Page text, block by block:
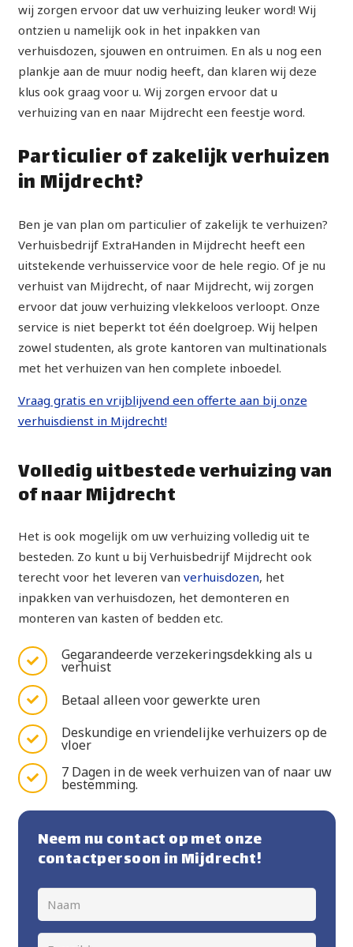
wij zorgen ervoor dat uw verhuizing leuker word! Wij
ontzien u namelijk ook in het inpakken van
verhuisdozen, sjouwen en ontruimen. En als u nog een
plankje aan de muur nodig heeft, dan klaren wij deze
klus ook graag voor u. Wij zorgen ervoor dat u
verhuizing van en naar Mijdrecht een feestje word.
Particulier of zakelijk verhuizen
in Mijdrecht?
Ben je van plan om particulier of zakelijk te verhuizen?
Verhuisbedrijf ExtraHanden in Mijdrecht heeft een
uitstekende verhuisservice voor de hele regio. Of je nu
verhuist van Mijdrecht, of naar Mijdrecht, wij zorgen
ervoor dat jouw verhuizing vlekkeloos verloopt. Onze
service is niet beperkt tot één doelgroep. Wij helpen
zowel studenten, als grote kantoren van multinationals
met het verhuizen van hen complete inboedel.
Vraag gratis en vrijblijvend een offerte aan bij onze
verhuisdienst in Mijdrecht!
Volledig uitbestede verhuizing van
of naar Mijdrecht
Het is ook mogelijk om uw verhuizing volledig uit te
besteden. Zo kunt u bij Verhuisbedrijf Mijdrecht ook
terecht voor het leveren van verhuisdozen, het
inpakken van verhuisdozen, het demonteren en
monteren van kasten of bedden etc.
Gegarandeerde verzekeringsdekking als u
verhuist
Betaal alleen voor gewerkte uren
Deskundige en vriendelijke verhuizers op de
vloer
7 Dagen in de week verhuizen van of naar uw
bestemming.
Neem nu contact op met onze
contactpersoon in Mijdrecht!